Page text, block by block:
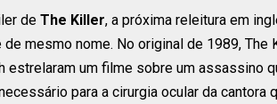
de The Killer, a próxima releitura em
mesmo nome. No original de 1989, The
estrelaram um filme sobre um assassino
para a cirurgia ocular da cantora